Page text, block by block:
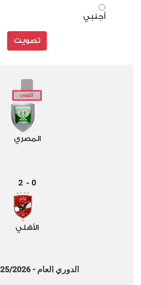
أجنبي
تصويت
المصري
0
-
2
الأهلي
الدوري العام - 2025/2026